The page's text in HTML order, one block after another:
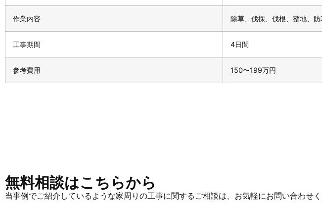
作業内容 除草、伐採、伐根、整地、防
工事期間 4日間
参考費用 150〜199万円
無料相談はこちらから
当事例でご紹介しているような家周りの工事に関するご相談は、お気軽にお問い合わせく